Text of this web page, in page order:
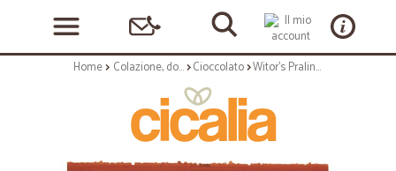
Home Colazione, dolciumi e snack Cioccolato Witor's Praline Selection Nocciola 125 gr.